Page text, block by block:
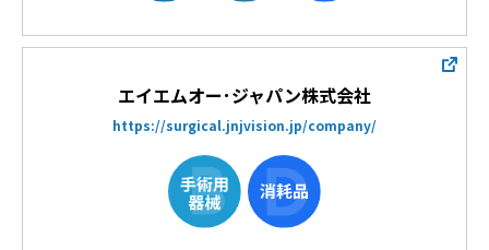
エイエムオー･ジャパン株式会社
https://surgical.jnjvision.jp/company/